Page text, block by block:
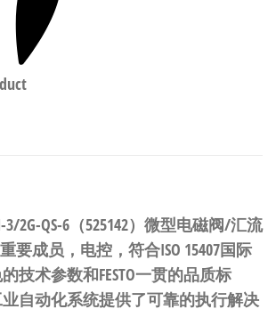
3/2G-QS-6（525142）微型电磁阀/汇流
要成员，电控，符合ISO 15407国际
技术参数和FESTO一贯的品质标
自动化系统提供了可靠的执行解决